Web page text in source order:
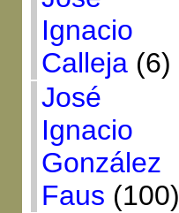
Ignacio
Calleja(6)
José
Ignacio
González
Faus (100)